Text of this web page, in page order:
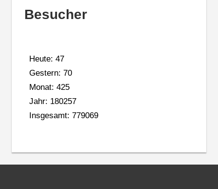
Besucher
Heute: 47
Gestern: 70
Monat: 425
Jahr: 180257
Insgesamt: 779069